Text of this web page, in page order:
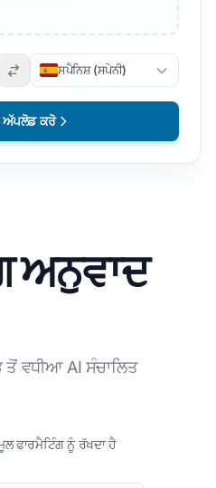
ਅਨੁਵਾਦ
ਤੋਂ ਵਧੀਆ AI ਸੰਚਾਲਿਤ
ਫਾਰਮੈਟਿੰਗ ਨੂੰ ਰੱਖਦਾ ਹੈ
ਸਪੈਨਿਸ਼ (ਸਪੇਨੀ)
ਅੱਪਲੋਡ ਕਰੋ